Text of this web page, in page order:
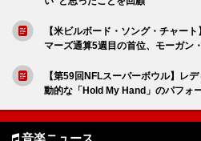
【米ビルボード・ソング・チャー
マーズ通算5週目の首位、モーガン
【第59回NFLスーパーボウル】レ
動的な「Hold My Hand」のパフォ
音楽ニュース